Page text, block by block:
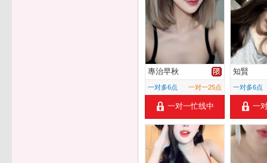
專治早秋
一对多6点 一对一25点
一对一忙线中
知賢
一对多6点
一